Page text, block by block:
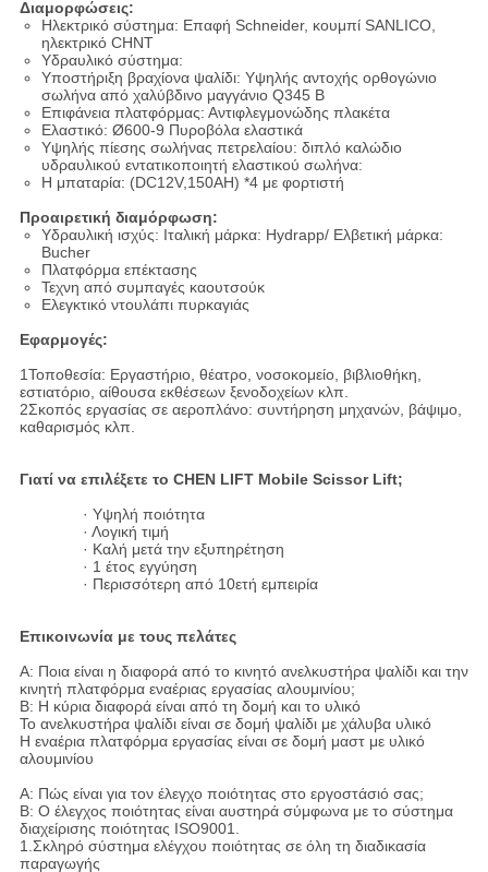
Διαμορφώσεις:
Ηλεκτρικό σύστημα: Επαφή Schneider, κουμπί SANLICO,
ηλεκτρικό CHNT
Υδραυλικό σύστημα:
Υποστήριξη βραχίονα ψαλίδι: Υψηλής αντοχής ορθογώνιο
σωλήνα από χαλύβδινο μαγγάνιο Q345 Β
Επιφάνεια πλατφόρμας: Αντιφλεγμονώδης πλακέτα
Ελαστικό: Ø600-9 Πυροβόλα ελαστικά
Υψηλής πίεσης σωλήνας πετρελαίου: διπλό καλώδιο
υδραυλικού εντατικοποιητή ελαστικού σωλήνα:
Η μπαταρία: (DC12V,150AH) *4 με φορτιστή
Προαιρετική διαμόρφωση:
Υδραυλική ισχύς: Ιταλική μάρκα: Hydrapp/ Ελβετική μάρκα:
Bucher
Πλατφόρμα επέκτασης
Τεχνη από συμπαγές καουτσούκ
Ελεγκτικό ντουλάπι πυρκαγιάς
Εφαρμογές:
1Τοποθεσία: Εργαστήριο, θέατρο, νοσοκομείο, βιβλιοθήκη,
εστιατόριο, αίθουσα εκθέσεων ξενοδοχείων κλπ.
2Σκοπός εργασίας σε αεροπλάνο: συντήρηση μηχανών, βάψιμο,
καθαρισμός κλπ.
Γιατί να επιλέξετε το CHEN LIFT Mobile Scissor Lift;
· Υψηλή ποιότητα
· Λογική τιμή
· Καλή μετά την εξυπηρέτηση
· 1 έτος εγγύηση
· Περισσότερη από 10ετή εμπειρία
Επικοινωνία με τους πελάτες
Α: Ποια είναι η διαφορά από το κινητό ανελκυστήρα ψαλίδι και την
κινητή πλατφόρμα εναέριας εργασίας αλουμινίου;
Β: Η κύρια διαφορά είναι από τη δομή και το υλικό
Το ανελκυστήρα ψαλίδι είναι σε δομή ψαλίδι με χάλυβα υλικό
Η εναέρια πλατφόρμα εργασίας είναι σε δομή μαστ με υλικό
αλουμινίου
Α: Πώς είναι για τον έλεγχο ποιότητας στο εργοστάσιό σας;
Β: Ο έλεγχος ποιότητας είναι αυστηρά σύμφωνα με το σύστημα
διαχείρισης ποιότητας ISO9001.
1.Σκληρό σύστημα ελέγχου ποιότητας σε όλη τη διαδικασία
παραγωγής